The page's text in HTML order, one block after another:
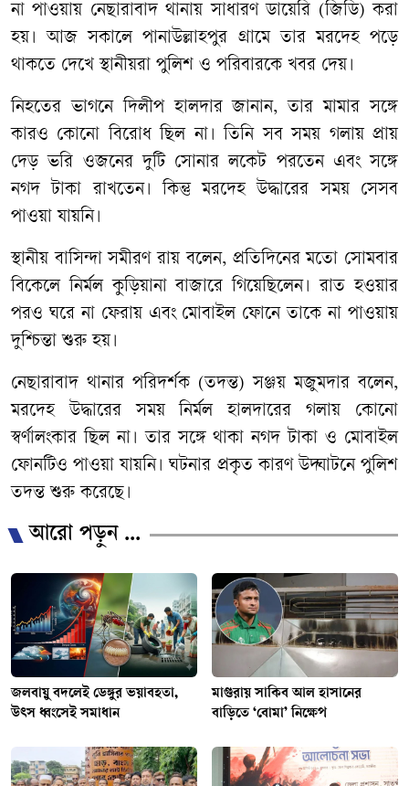
না পাওয়ায় নেছারাবাদ থানায় সাধারণ ডায়েরি (জিডি) করা
হয়। আজ সকালে পানাউল্লাহপুর গ্রামে তার মরদেহ পড়ে
থাকতে দেখে স্থানীয়রা পুলিশ ও পরিবারকে খবর দেয়।
নিহতের ভাগনে দিলীপ হালদার জানান, তার মামার সঙ্গে
কারও কোনো বিরোধ ছিল না। তিনি সব সময় গলায় প্রায়
দেড় ভরি ওজনের দুটি সোনার লকেট পরতেন এবং সঙ্গে
নগদ টাকা রাখতেন। কিন্তু মরদেহ উদ্ধারের সময় সেসব
পাওয়া যায়নি।
স্থানীয় বাসিন্দা সমীরণ রায় বলেন, প্রতিদিনের মতো সোমবার
বিকেলে নির্মল কুড়িয়ানা বাজারে গিয়েছিলেন। রাত হওয়ার
পরও ঘরে না ফেরায় এবং মোবাইল ফোনে তাকে না পাওয়ায়
দুশ্চিন্তা শুরু হয়।
নেছারাবাদ থানার পরিদর্শক (তদন্ত) সঞ্জয় মজুমদার বলেন,
মরদেহ উদ্ধারের সময় নির্মল হালদারের গলায় কোনো
স্বর্ণালংকার ছিল না। তার সঙ্গে থাকা নগদ টাকা ও মোবাইল
ফোনটিও পাওয়া যায়নি। ঘটনার প্রকৃত কারণ উদ্ঘাটনে পুলিশ
তদন্ত শুরু করেছে।
আরো পড়ুন ...
জলবায়ু বদলেই ডেঙ্গুর ভয়াবহতা,
উৎস ধ্বংসেই সমাধান
মাগুরায় সাকিব আল হাসানের
বাড়িতে ‘বোমা’ নিক্ষেপ